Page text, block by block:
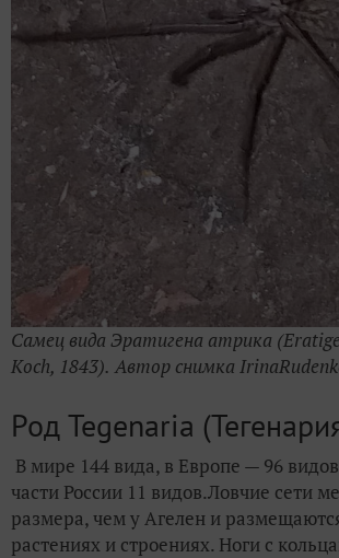
Самец вида Эратигена атрика
Koch, 1843). Автор снимка
Род Tegenaria
В мире 144 вида, в Европе — 96
части России 11 видов.Ловчие сети
размера, чем у Агелен и
растениях и строениях. Ноги с